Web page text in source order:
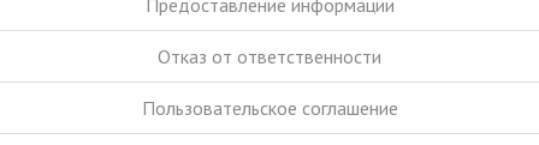
Предоставление информации
Отказ от ответственности
Пользовательское соглашение